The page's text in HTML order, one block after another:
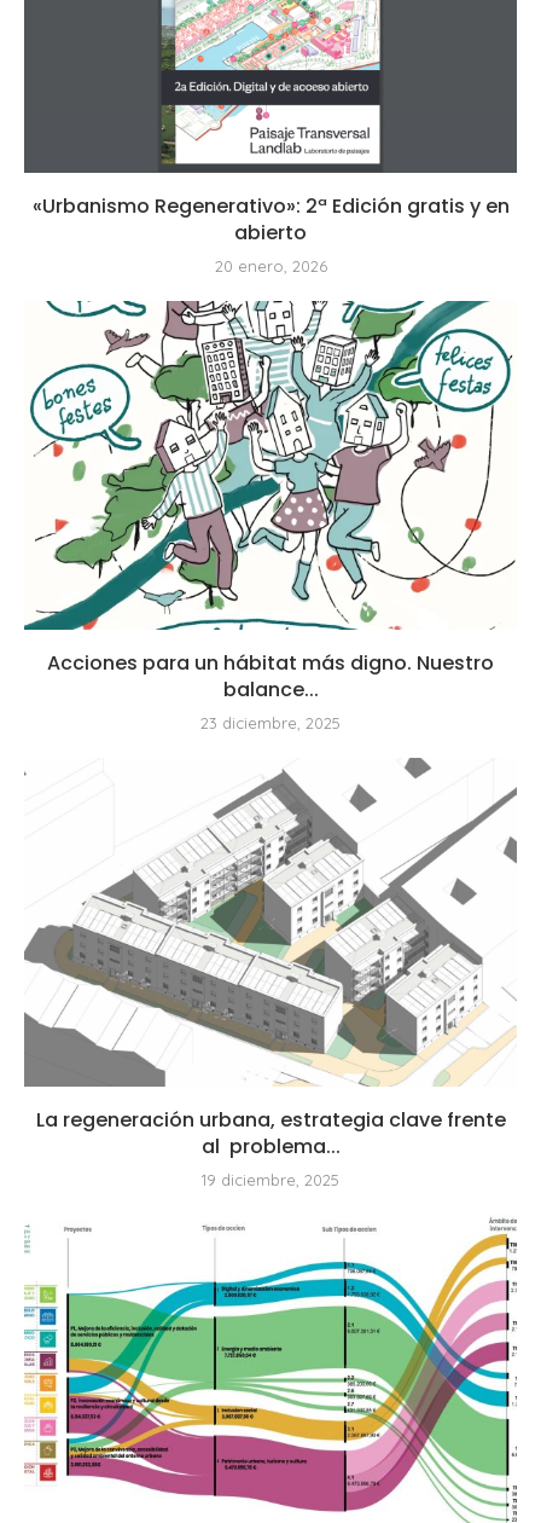
«Urbanismo Regenerativo»: 2ª Edición gratis y en
abierto
20 enero, 2026
Acciones para un hábitat más digno. Nuestro
balance...
23 diciembre, 2025
La regeneración urbana, estrategia clave frente
al problema...
19 diciembre, 2025